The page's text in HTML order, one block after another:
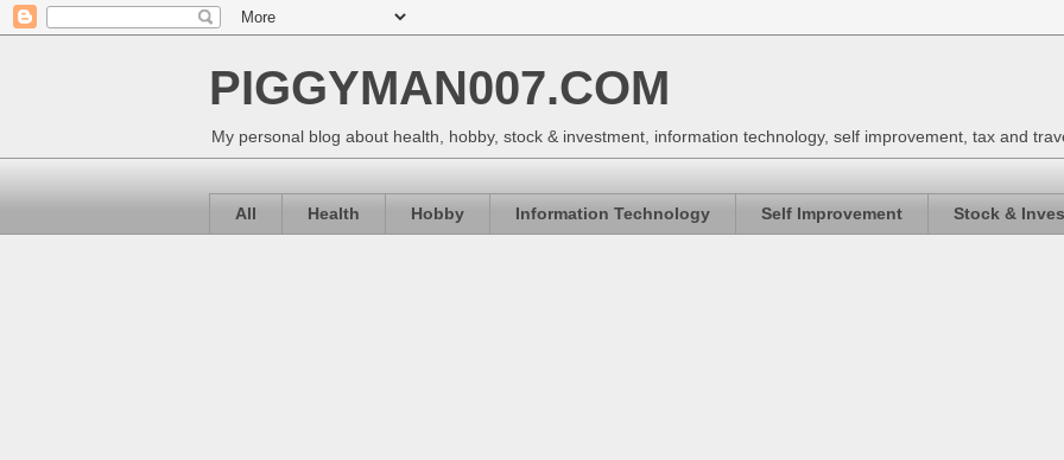
PIGGYMAN007.COM
My personal blog about health, hobby, stock & investment, information technology, self improvement, tax and
All Health Hobby Information Technology Self Improvement Stock &